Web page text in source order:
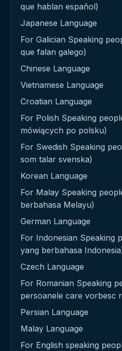
que hablan español)
Japanese Language
For Galician Speaking
que falan galego)
Chinese Language
Vietnamese Language
Croatian Language
For Polish Speaking
mówiących po polsku)
For Swedish Speaking
som talar svenska)
Korean Language
For Malay Speaking
berbahasa Melayu)
German Language
For Indonesian Speaking
yang berbahasa
Czech Language
For Romanian Speaking
persoanele care vorbesc
Persian Language
Malay Language
For English speaking